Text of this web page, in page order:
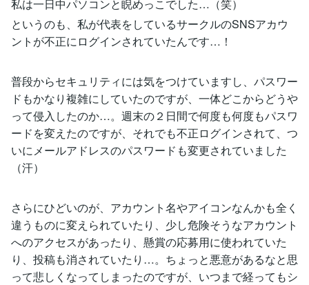
私は一日中パソコンと睨めっこでした…（笑）
というのも、私が代表をしているサークルのSNSアカウ
ントが不正にログインされていたんです…！
普段からセキュリティには気をつけていますし、パスワー
ドもかなり複雑にしていたのですが、一体どこからどうや
って侵入したのか…。週末の２日間で何度も何度もパスワ
ードを変えたのですが、それでも不正ログインされて、つ
いにメールアドレスのパスワードも変更されていました
（汗）
さらにひどいのが、アカウント名やアイコンなんかも全く
違うものに変えられていたり、少し危険そうなアカウント
へのアクセスがあったり、懸賞の応募用に使われていた
り、投稿も消されていたり…。ちょっと悪意があるなと思
って悲しくなってしまったのですが、いつまで経ってもシ